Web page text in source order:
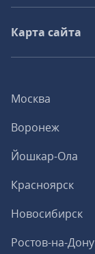
Москва
Воронеж
Йошкар-Ола
Красноярск
Новосибирск
Ростов-на-Дону
Карта сайта